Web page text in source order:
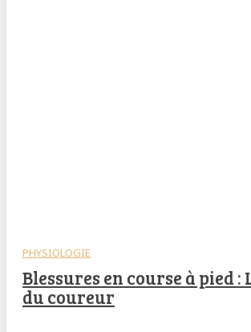
PHYSIOLOGIE
Blessures en course à pied :
du coureur